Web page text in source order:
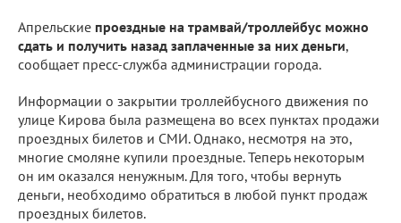
Апрельские проездные на трамвай/троллейбус можно
сдать и получить назад заплаченные за них деньги,
сообщает пресс-служба администрации города.
Информации о закрытии троллейбусного движения по
улице Кирова была размещена во всех пунктах продажи
проездных билетов и СМИ. Однако, несмотря на это,
многие смоляне купили проездные. Теперь некоторым
он им оказался ненужным. Для того, чтобы вернуть
деньги, необходимо обратиться в любой пункт продаж
проездных билетов.